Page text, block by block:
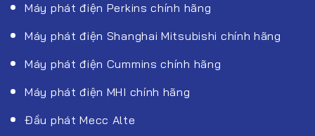
Máy phát điện Perkins chính hãng
Máy phát điện Shanghai Mitsubishi chính hãng
Máy phát điện Cummins chính hãng
Máy phát điện MHI chính hãng
Đầu phát Mecc Alte